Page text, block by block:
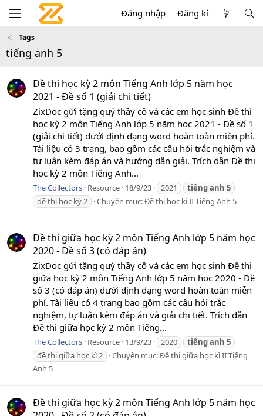
Đăng nhập Đăng kí
Tags
tiếng anh 5
Đề thi học kỳ 2 môn Tiếng Anh lớp 5 năm học
2021 - Đề số 1 (giải chi tiết)
ZixDoc gửi tặng quý thầy cô và các em học sinh Đề thi
học kỳ 2 môn Tiếng Anh lớp 5 năm học 2021 - Đề số 1
(giải chi tiết) dưới định dạng word hoàn toàn miễn phí.
Tài liệu có 3 trang, bao gồm các câu hỏi trắc nghiệm và
tự luận kèm đáp án và hướng dẫn giải. Trích dẫn Đề thi
học kỳ 2 môn Tiếng Anh...
The Collectors Resource 18/9/23 2021 tiếnganh 5
đề thi học kỳ 2
Chuyên mục:Đề thi học kì II Tiếng Anh 5
Đề thi giữa học kỳ 2 môn Tiếng Anh lớp 5 năm học
2020 - Đề số 3 (có đáp án)
ZixDoc gửi tặng quý thầy cô và các em học sinh Đề thi
giữa học kỳ 2 môn Tiếng Anh lớp 5 năm học 2020 - Đề
số 3 (có đáp án) dưới định dạng word hoàn toàn miễn
phí. Tài liệu có 4 trang bao gồm các câu hỏi trắc
nghiệm, tự luận kèm đáp án và giải chi tiết. Trích dẫn
Đề thi giữa học kỳ 2 môn Tiếng...
The Collectors Resource 13/9/23 2020 tiếnganh 5
đề thi giữa học kì 2
Chuyên mục:Đề thi giữa học kì II Tiếng
Anh 5
Đề thi giữa học kỳ 2 môn Tiếng Anh lớp 5 năm học